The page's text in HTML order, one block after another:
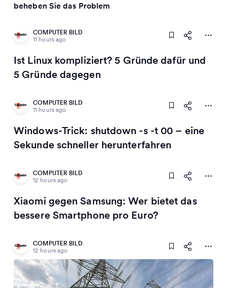
beheben Sie das Problem
COMPUTER BILD
11 hours ago
Ist Linux kompliziert? 5 Gründe dafür und
5 Gründe dagegen
COMPUTER BILD
11 hours ago
Windows-Trick: shutdown -s -t 00 – eine
Sekunde schneller herunterfahren
COMPUTER BILD
12 hours ago
Xiaomi gegen Samsung: Wer bietet das
bessere Smartphone pro Euro?
COMPUTER BILD
12 hours ago